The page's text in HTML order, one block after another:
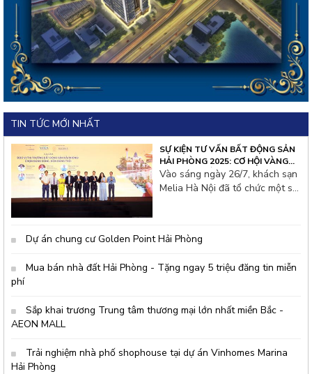
TIN TỨC MỚI NHẤT
SỰ KIỆN TƯ VẤN BẤT ĐỘNG SẢN
HẢI PHÒNG 2025: CƠ HỘI VÀNG
CHO NHÀ ĐẦU TƯ THỦ ĐÔ
Vào sáng ngày 26/7, khách sạn
Melia Hà Nội đã tổ chức một sự
Không khí hội thảo tại đây rất
Dự án chung cư Golden Point Hải Phòng
Mua bán nhà đất Hải Phòng - Tặng ngay 5 triệu đăng tin miễn
phí
Sắp khai trương Trung tâm thương mại lớn nhất miền Bắc -
AEON MALL
Trải nghiệm nhà phố shophouse tại dự án Vinhomes Marina
Hải Phòng